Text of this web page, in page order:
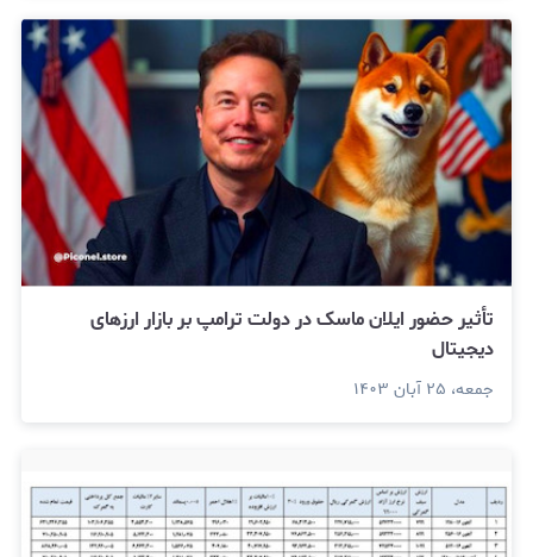
تأثیر حضور ایلان ماسک در دولت ترامپ بر بازار ارزهای
دیجیتال
جمعه، ۲۵ آبان ۱۴۰۳